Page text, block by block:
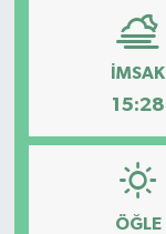
İMSAK
15:28
ÖĞLE